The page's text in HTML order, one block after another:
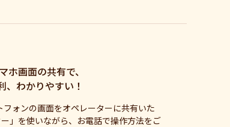
ホ画面の共有で、
、わかりやすい！
ォンの画面をオペレーターに共有いた
」を使いながら、お電話で操作方法をご